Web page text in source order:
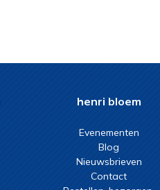
henri bloem
Evenementen
Blog
Nieuwsbrieven
Contact